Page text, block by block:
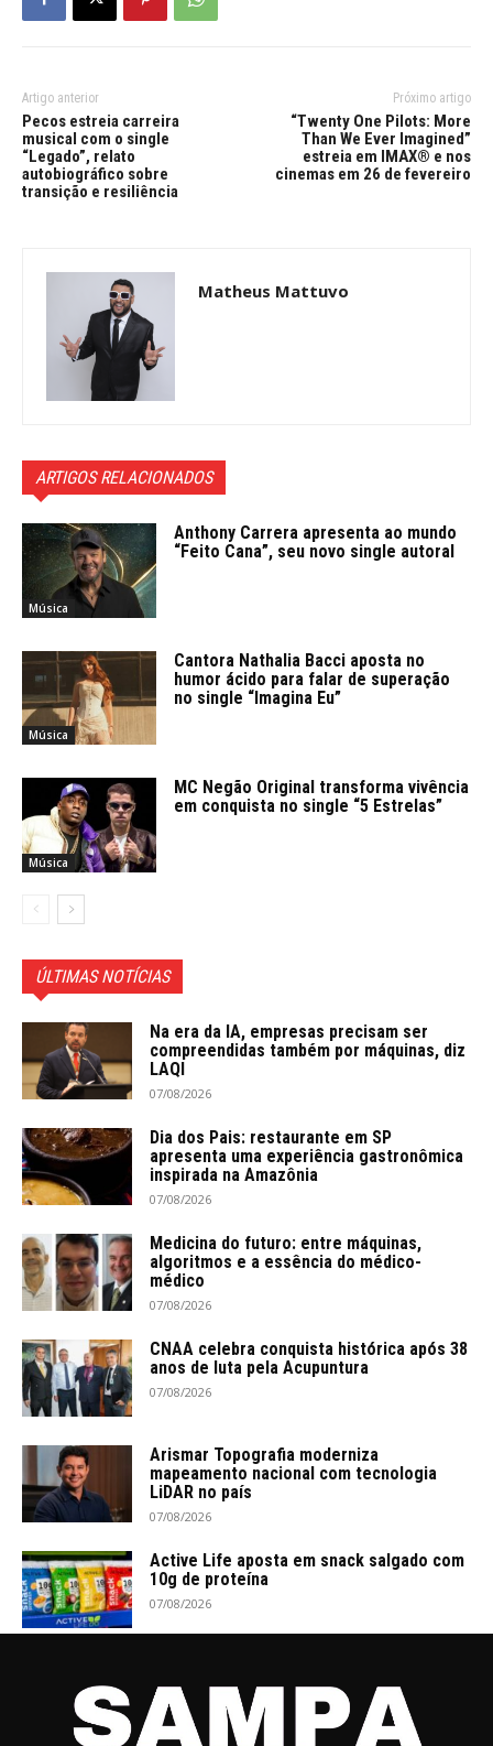
Artigo anterior
Pecos estreia carreira
musical com o single
“Legado”, relato
autobiográfico sobre
transição e resiliência
Próximo artigo
“Twenty One Pilots: More
Than We Ever Imagined”
estreia em IMAX® e nos
cinemas em 26 de fevereiro
Matheus Mattuvo
ARTIGOS RELACIONADOS
Música
Anthony Carrera apresenta ao mundo
“Feito Cana”, seu novo single autoral
Música
Cantora Nathalia Bacci aposta no
humor ácido para falar de superação
no single “Imagina Eu”
Música
MC Negão Original transforma vivência
em conquista no single “5 Estrelas”
ÚLTIMAS NOTÍCIAS
Na era da IA, empresas precisam ser
compreendidas também por máquinas, diz
LAQI
07/08/2026
Dia dos Pais: restaurante em SP
apresenta uma experiência gastronômica
inspirada na Amazônia
07/08/2026
Medicina do futuro: entre máquinas,
algoritmos e a essência do médico-
médico
07/08/2026
CNAA celebra conquista histórica após 38
anos de luta pela Acupuntura
07/08/2026
Arismar Topografia moderniza
mapeamento nacional com tecnologia
LiDAR no país
07/08/2026
Active Life aposta em snack salgado com
10g de proteína
07/08/2026